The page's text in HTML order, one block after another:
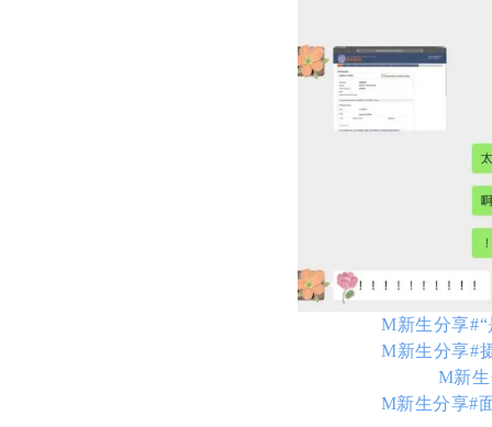
M新生分享
M新生分享#
M新
M新生分享#